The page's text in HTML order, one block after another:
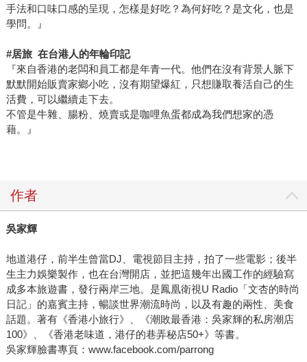
手法和口味口感的呈現，怎樣是好吃？為何好吃？是文化，也是
學問。』
#居旅 在台港人的年輪印記
『來自香港的老闆和員工都是年青一代。他們在沒有背景人脈下
默默開始販賣家鄉小吃，沒有期望爆紅，只想賺取養活自己的生
活費，可以繼續走下去。
不管是牛雜、腸粉、燒賣或是咖哩魚蛋都成為我們想家的憑
藉。』
作者
吳家輝
地道港仔，前半生曾當DJ、電視節目主持，拍了一些電影；後半
生主力娛樂製作，也在台灣開店，並把這幾年出國工作的經驗寫
成多本旅遊書，發行兩岸三地。是鳳凰衛視U Radio「文杏的時尚
日記」的嘉賓主持，暢談世界潮流時尚，以及有趣的兩性、美食
話題。著有《香港小旅行》、《潮敗最香港：吳家輝的私房潮店
100》、《香港老味道，港仔的巷弄秘店50+》等書。
吳家輝臉書專頁：www.facebook.com/parrong